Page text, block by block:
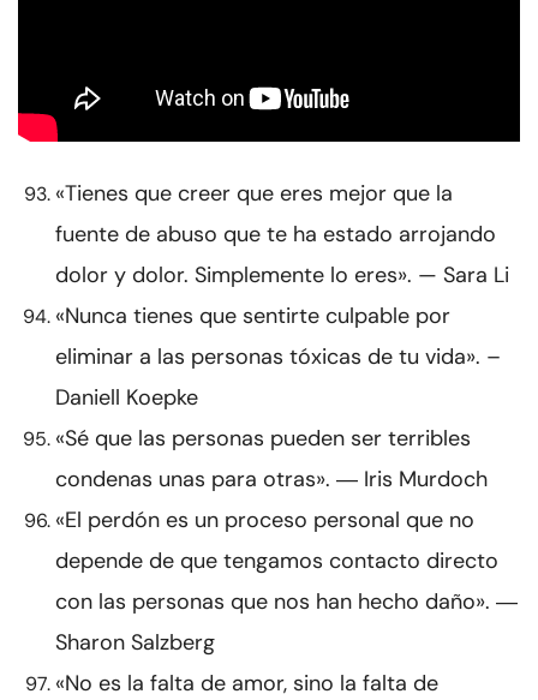
«Tienes que creer que eres mejor que la
fuente de abuso que te ha estado arrojando
dolor y dolor. Simplemente lo eres». — Sara Li
«Nunca tienes que sentirte culpable por
eliminar a las personas tóxicas de tu vida». –
Daniell Koepke
«Sé que las personas pueden ser terribles
condenas unas para otras». ― Iris Murdoch
«El perdón es un proceso personal que no
depende de que tengamos contacto directo
con las personas que nos han hecho daño». ―
Sharon Salzberg
«No es la falta de amor, sino la falta de